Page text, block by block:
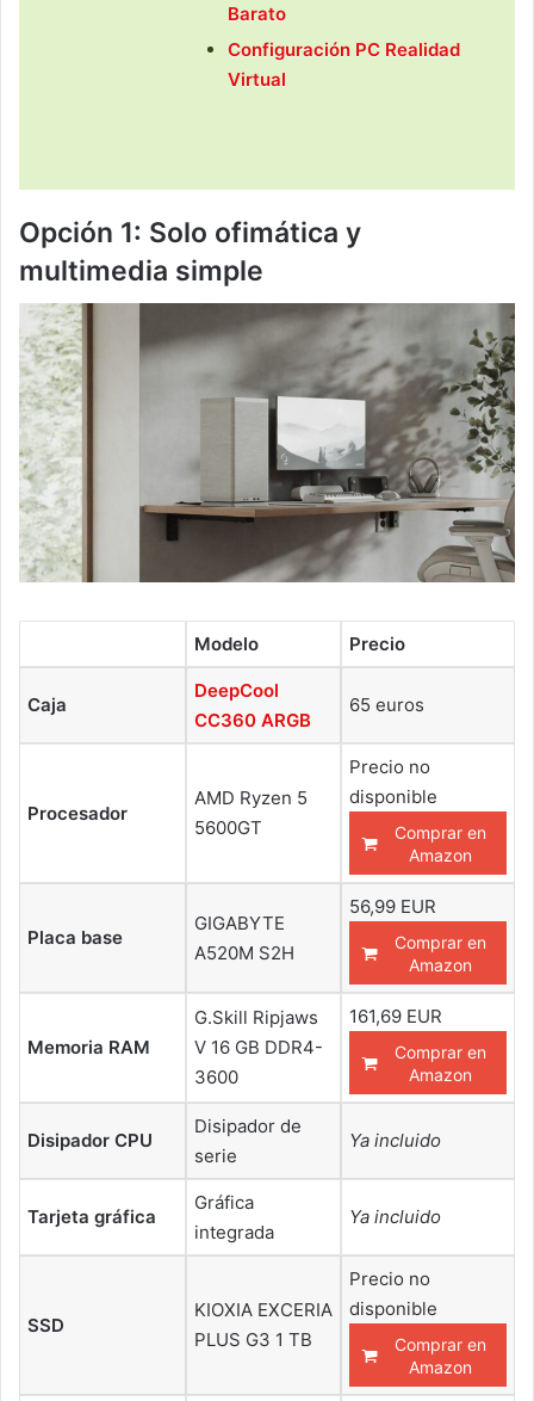
Barato
Configuración PC Realidad
Virtual
Opción 1: Solo ofimática y
multimedia simple
Modelo Precio
Caja
DeepCool
CC360 ARGB
65 euros
Procesador
AMD Ryzen 5
5600GT
Precio no
disponible
Comprar en
Amazon
Placa base
GIGABYTE
A520M S2H
56,99 EUR
Comprar en
Amazon
Memoria RAM
G.Skill Ripjaws
V 16 GB DDR4-
3600
161,69 EUR
Comprar en
Amazon
Disipador CPU
Disipador de
serie
Ya incluido
Tarjeta gráfica
Gráfica
integrada
Ya incluido
SSD
KIOXIA EXCERIA
PLUS G3 1 TB
Precio no
disponible
Comprar en
Amazon